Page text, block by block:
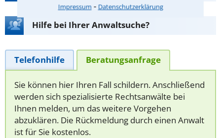
Impressum ⁃ Datenschutzerklärung
Hilfe bei Ihrer Anwaltsuche?
Telefonhilfe Beratungsanfrage
Sie können hier Ihren Fall schildern. Anschließend
werden sich spezialisierte Rechtsanwälte bei
Ihnen melden, um das weitere Vorgehen
abzuklären. Die Rückmeldung durch einen Anwalt
ist für Sie kostenlos.